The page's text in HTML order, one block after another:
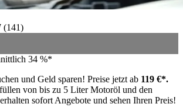
(141)
34 %*
und Geld sparen! Preise jetzt ab 119 €*.
von bis zu 5 Liter Motoröl und den
sofort Angebote und sehen Ihren Preis!